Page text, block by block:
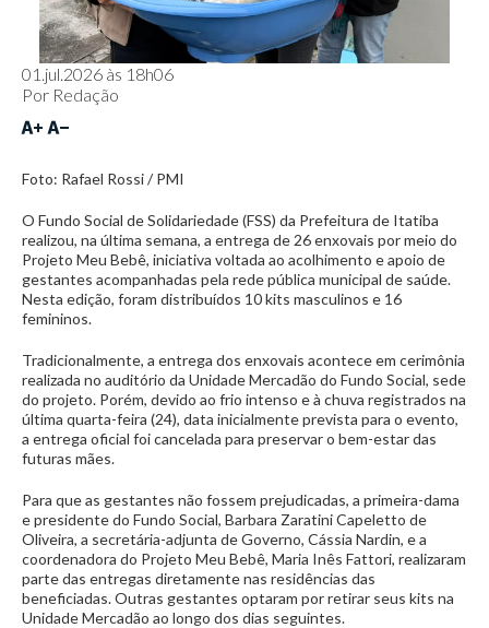
01.jul.2026 às 18h06
Por Redação
Foto: Rafael Rossi / PMI
O Fundo Social de Solidariedade (FSS) da Prefeitura de Itatiba
realizou, na última semana, a entrega de 26 enxovais por meio do
Projeto Meu Bebê, iniciativa voltada ao acolhimento e apoio de
gestantes acompanhadas pela rede pública municipal de saúde.
Nesta edição, foram distribuídos 10 kits masculinos e 16
femininos.
Tradicionalmente, a entrega dos enxovais acontece em cerimônia
realizada no auditório da Unidade Mercadão do Fundo Social, sede
do projeto. Porém, devido ao frio intenso e à chuva registrados na
última quarta-feira (24), data inicialmente prevista para o evento,
a entrega oficial foi cancelada para preservar o bem-estar das
futuras mães.
Para que as gestantes não fossem prejudicadas, a primeira-dama
e presidente do Fundo Social, Barbara Zaratini Capeletto de
Oliveira, a secretária-adjunta de Governo, Cássia Nardin, e a
coordenadora do Projeto Meu Bebê, Maria Inês Fattori, realizaram
parte das entregas diretamente nas residências das
beneficiadas. Outras gestantes optaram por retirar seus kits na
Unidade Mercadão ao longo dos dias seguintes.